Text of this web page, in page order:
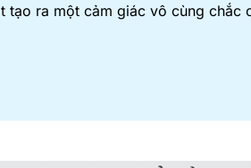
ra một cảm giác vô cùng chắc